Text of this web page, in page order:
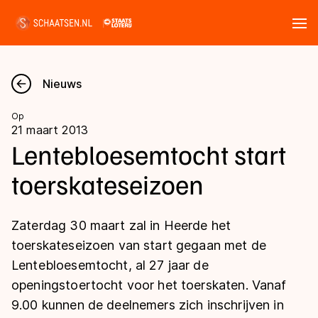
Nieuws
Kalender
Disciplines
Langebaan
Shorttrack
Inlineskaten
Uitslagen
Langebaan
Shorttrack
Marathon
Tijden & historie
Ranglijsten Langebaan
Nieuws
Op
21 maart 2013
Lentebloesemtocht start
toerskateseizoen
Zaterdag 30 maart zal in Heerde het
toerskateseizoen van start gegaan met de
Lentebloesemtocht, al 27 jaar de
openingstoertocht voor het toerskaten. Vanaf
9.00 kunnen de deelnemers zich inschrijven in